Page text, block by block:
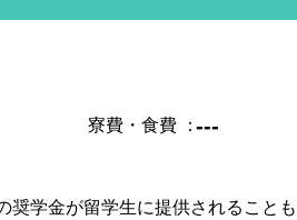
寮費・食費 ：---
学金が留学生に提供されること